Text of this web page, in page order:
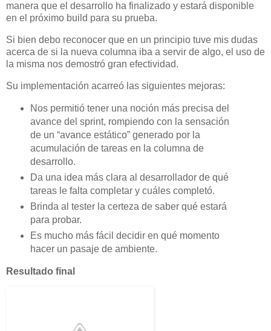
manera que el desarrollo ha finalizado y estará disponible
en el próximo build para su prueba.
Si bien debo reconocer que en un principio tuve mis dudas
acerca de si la nueva columna iba a servir de algo, el uso de
la misma nos demostró gran efectividad.
Su implementación acarreó las siguientes mejoras:
Nos permitió tener una noción más precisa del
avance del sprint, rompiendo con la sensación
de un “avance estático” generado por la
acumulación de tareas en la columna de
desarrollo.
Da una idea más clara al desarrollador de qué
tareas le falta completar y cuáles completó.
Brinda al tester la certeza de saber qué estará
para probar.
Es mucho más fácil decidir en qué momento
hacer un pasaje de ambiente.
Resultado final